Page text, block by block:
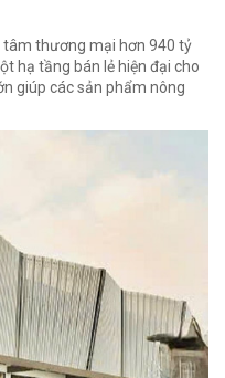
tâm thương mại hơn 940 tỷ
hạ tầng bán lẻ hiện đại cho
giúp các sản phẩm nông